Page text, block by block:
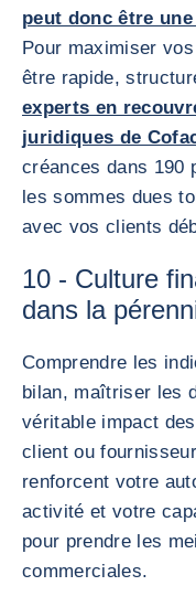
peut donc être
Pour maximiser
être rapide,
experts en
juridiques de
créances dans 190
les sommes dues
avec vos clients
10 - Culture
dans la
Comprendre les
bilan, maîtriser les
véritable impact
client ou
renforcent votre
activité et votre
pour prendre les
commerciales.